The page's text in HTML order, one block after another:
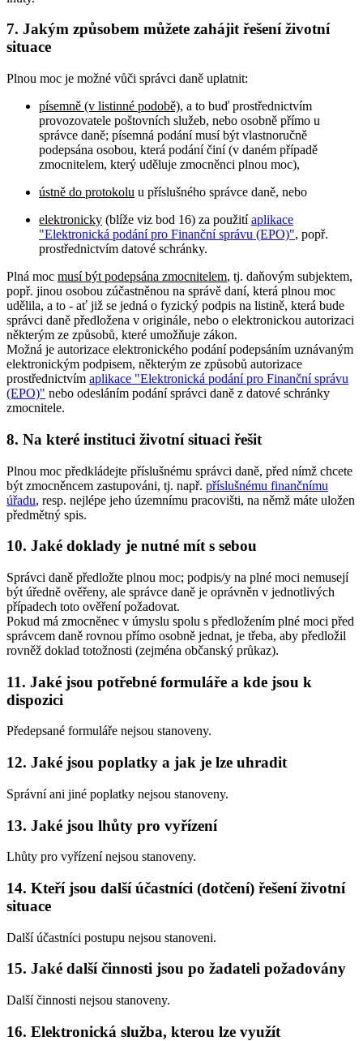
7. Jakým způsobem můžete zahájit řešení životní
situace
Plnou moc je možné vůči správci daně uplatnit:
písemně (v listinné podobě), a to buď prostřednictvím
provozovatele poštovních služeb, nebo osobně přímo u
správce daně; písemná podání musí být vlastnoručně
podepsána osobou, která podání činí (v daném případě
zmocnitelem, který uděluje zmocněnci plnou moc),
ústně do protokolu u příslušného správce daně, nebo
elektronicky (blíže viz bod 16) za použitíaplikace
"Elektronická podání pro Finanční správu (EPO)", popř.
prostřednictvím datové schránky.
Plná moc musí být podepsána zmocnitelem, tj. daňovým subjektem,
popř. jinou osobou zúčastněnou na správě daní, která plnou moc
udělila, a to - ať již se jedná o fyzický podpis na listině, která bude
správci daně předložena v originále, nebo o elektronickou autorizaci
některým ze způsobů, které umožňuje zákon.
Možná je autorizace elektronického podání podepsáním uznávaným
elektronickým podpisem, některým ze způsobů autorizace
prostřednictvím aplikace "Elektronická podání pro Finanční správu
(EPO)" nebo odesláním podání správci daně z datové schránky
zmocnitele.
8. Na které instituci životní situaci řešit
Plnou moc předkládejte příslušnému správci daně, před nímž chcete
být zmocněncem zastupováni, tj. např. příslušnému finančnímu
úřadu, resp. nejlépe jeho územnímu pracovišti, na němž máte uložen
předmětný spis.
10. Jaké doklady je nutné mít s sebou
Správci daně předložte plnou moc; podpis/y na plné moci nemusejí
být úředně ověřeny, ale správce daně je oprávněn v jednotlivých
případech toto ověření požadovat.
Pokud má zmocněnec v úmyslu spolu s předložením plné moci před
správcem daně rovnou přímo osobně jednat, je třeba, aby předložil
rovněž doklad totožnosti (zejména občanský průkaz).
11. Jaké jsou potřebné formuláře a kde jsou k
dispozici
Předepsané formuláře nejsou stanoveny.
12. Jaké jsou poplatky a jak je lze uhradit
Správní ani jiné poplatky nejsou stanoveny.
13. Jaké jsou lhůty pro vyřízení
Lhůty pro vyřízení nejsou stanoveny.
14. Kteří jsou další účastníci (dotčení) řešení životní
situace
Další účastníci postupu nejsou stanoveni.
15. Jaké další činnosti jsou po žadateli požadovány
Další činnosti nejsou stanoveny.
16. Elektronická služba, kterou lze využít